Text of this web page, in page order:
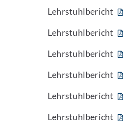
Lehrstuhlbericht
Lehrstuhlbericht
Lehrstuhlbericht
Lehrstuhlbericht
Lehrstuhlbericht
Lehrstuhlbericht